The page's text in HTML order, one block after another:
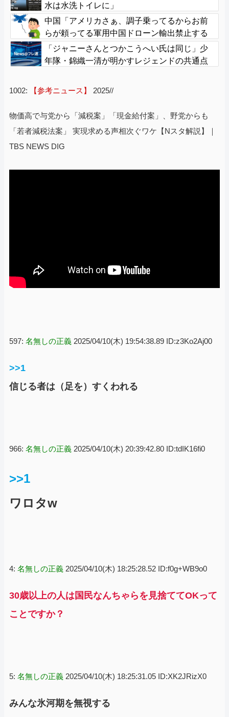
水は水洗トイレに」
中国「アメリカさぁ、調子乗ってるからお前
らが頼ってる軍用中国ドローン輸出禁止する
わw」
「ジャニーさんとつかこうへい氏は同じ」少
年隊・錦織一清が明かすレジェンドの共通点
1002:
【参考ニュース】 2025//
物価高で与党から「減税案」「現金給付案」、野党からも
「若者減税法案」 実現求める声相次ぐワケ【Nスタ解説】｜
TBS NEWS DIG
597: 名無しの正義 2025/04/10(木) 19:54:38.89 ID:z3Ko2Aj00
>>1
信じる者は（足を）すくわれる
966: 名無しの正義 2025/04/10(木) 20:39:42.80 ID:tdIK16fi0
>>1
ワロタw
4: 名無しの正義 2025/04/10(木) 18:25:28.52 ID:f0g+WB9o0
30歳以上の人は国民なんちゃらを見捨ててOKって
ことですか？
5: 名無しの正義 2025/04/10(木) 18:25:31.05 ID:XK2JRizX0
みんな氷河期を無視する